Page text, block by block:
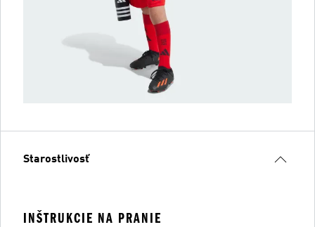
Starostlivosť
INŠTRUKCIE NA PRANIE